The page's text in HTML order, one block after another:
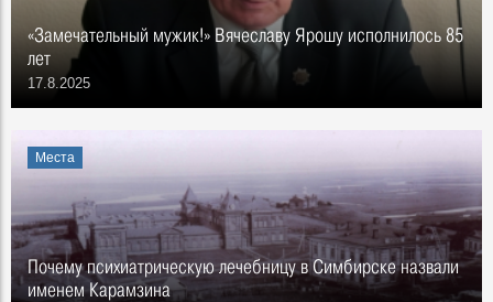
«Замечательный мужик!» Вячеславу Ярошу исполнилось 85
лет
17.8.2025
Места
Почему психиатрическую лечебницу в Симбирске назвали
именем Карамзина